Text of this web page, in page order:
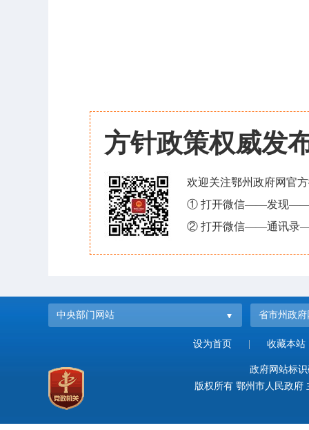
方针政策权威发
欢迎关注鄂州政府网官
① 打开微信——发现——
② 打开微信——通讯录
中央部门网站 省市州政府
设为首页 收藏本站
政府网站标
版权所有 鄂州市人民政府